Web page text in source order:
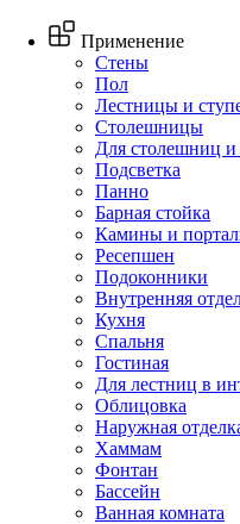
Применение
Стены
Пол
Лестницы и
Столешницы
Для столешниц и
Подсветка
Панно
Барная стойка
Камины и
Ресепшен
Подоконники
Внутренняя
Кухня
Спальня
Гостиная
Для лестниц в
Облицовка
Наружная
Хаммам
Фонтан
Бассейн
Ванная комната